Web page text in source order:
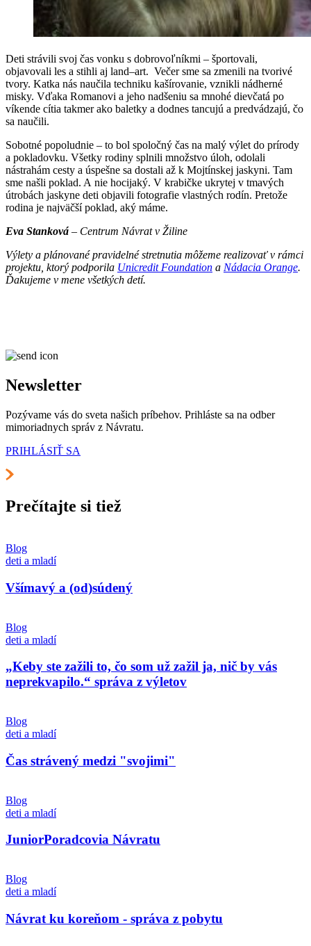
Deti strávili svoj čas vonku s dobrovoľníkmi – športovali,
objavovali les a stihli aj land–art. Večer sme sa zmenili na tvorivé
tvory. Katka nás naučila techniku kašírovanie, vznikli nádherné
misky. Vďaka Romanovi a jeho nadšeniu sa mnohé dievčatá po
víkende cítia takmer ako baletky a dodnes tancujú a predvádzajú, čo
sa naučili.
Sobotné popoludnie – to bol spoločný čas na malý výlet do prírody
a pokladovku. Všetky rodiny splnili množstvo úloh, odolali
nástrahám cesty a úspešne sa dostali až k Mojtínskej jaskyni. Tam
sme našli poklad. A nie hocijaký. V krabičke ukrytej v tmavých
útrobách jaskyne deti objavili fotografie vlastných rodín. Pretože
rodina je najväčší poklad, aký máme.
Eva Stanková – Centrum Návrat v Žiline
Výlety a plánované pravidelné stretnutia môžeme realizovať v rámci
projektu, ktorý podporila Unicredit Foundation a Nádacia Orange.
Ďakujeme v mene všetkých detí.
Newsletter
Pozývame vás do sveta našich príbehov. Prihláste sa na odber
mimoriadnych správ z Návratu.
PRIHLÁSIŤ SA
Prečítajte si tiež
Blog
deti a mladí
Všímavý a (od)súdený
Blog
deti a mladí
„Keby ste zažili to, čo som už zažil ja, nič by vás
neprekvapilo.“ správa z výletov
Blog
deti a mladí
Čas strávený medzi "svojimi"
Blog
deti a mladí
JuniorPoradcovia Návratu
Blog
deti a mladí
Návrat ku koreňom - správa z pobytu